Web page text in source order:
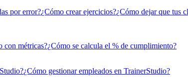
por error?¿Cómo crear ejercicios?¿Cómo dejar que tus
con métricas?¿Cómo se calcula el % de cumplimiento?
¿Cómo gestionar empleados en TrainerStudio?